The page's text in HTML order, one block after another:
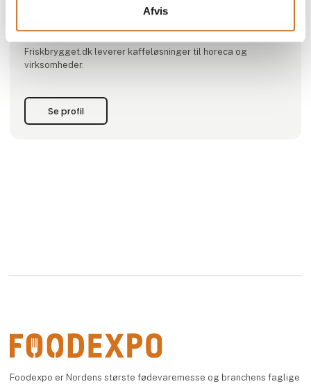
Afvis
På Foodexpo 2026 præsenterer vi de sidste nye
Friskbrygget.dk leverer kaffeløsninger til horeca og
virksomheder.
Se profil
Foodexpo er Nordens største fødevaremesse og branchens faglige